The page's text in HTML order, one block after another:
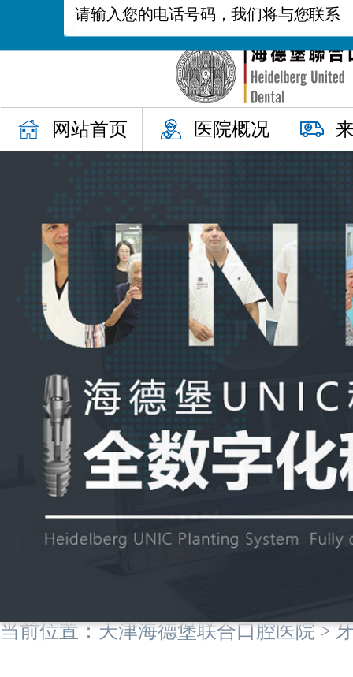
网站首页 医院概况
当前位置：天津海德堡联合口腔医院>